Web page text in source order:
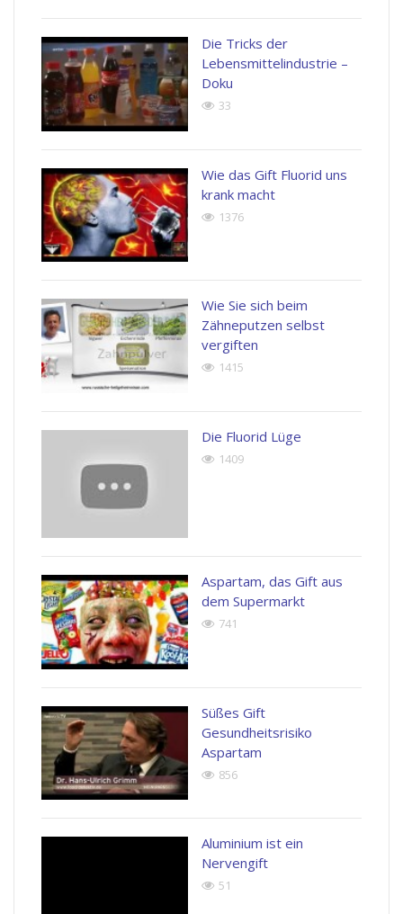
Die Tricks der
Lebensmittelindustrie –
Doku
33
Wie das Gift Fluorid uns
krank macht
1376
Wie Sie sich beim
Zähneputzen selbst
vergiften
1415
Die Fluorid Lüge
1409
Aspartam, das Gift aus
dem Supermarkt
741
Süßes Gift
Gesundheitsrisiko
Aspartam
856
Aluminium ist ein
Nervengift
51